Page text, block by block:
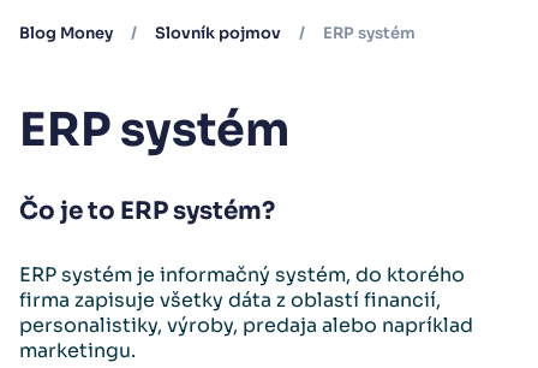
Blog Money / Slovník pojmov / ERP systém
ERP systém
Čo je to ERP systém?
ERP systém je informačný systém, do ktorého
firma zapisuje všetky dáta z oblastí financií,
personalistiky, výroby, predaja alebo napríklad
marketingu.